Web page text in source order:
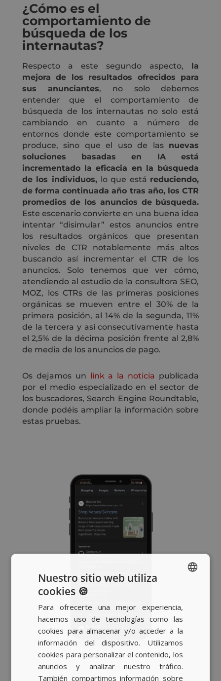
¿Cómo es el
comportamiento de
búsqueda de los
internautas?
Respecto a este segundo aspecto, la
mejora de los resultados ofrecidos para
sus anunciantes, no solo debemos
entender que el comportamiento de
búsqueda de los internautas no solo está
cambiando en cuanto a número de
entornos donde este comportamiento se
produce, sino que el uso de las nuevas
soluciones basadas en IA está
incrementado la eficacia en la búsqueda
de los individuos,lo que está reduciendo,
de forma continuada año tras año, los CTR
promedios de los anuncios de búsqueda.
Este escenario convierte en una buena idea
intentar “disimular” estos anuncios entre
los resultados orgánicos que presentan
niveles de CTR notablemente más altos
buscando así incrementar el CTR de los
anuncios. Solo tenemos que ver cómo,
atendiendo al estudio de la consultora SEO,
MOZ, los CTRs de las primeras posiciones
orgánicas se mueven entre el 30% de la
primera posición, al 14% de la segunda, 11%
de la tercera y así consecutivamente hasta
el 2,5% de la décima posición frente al 2,8%
de media de los anuncios de pago.
Os dejamos un link a la noticia publicada
por el medio especializado en el sector de
los buscadores, Search Engine Roundtable,
donde podéis ampliar la información sobre
estas pruebas.
BASQUE
ENGLISH
Nuestro sitio web utiliza
cookies 🍪
Para ofrecerte una mejor experiencia,
hacemos uso de tecnologías como las
cookies para almacenar y/o acceder a la
información del dispositivo. Utilizamos
cookies para personalizar el contenido, los
anuncios y analizar nuestro tráfico.
También compartimos información sobre